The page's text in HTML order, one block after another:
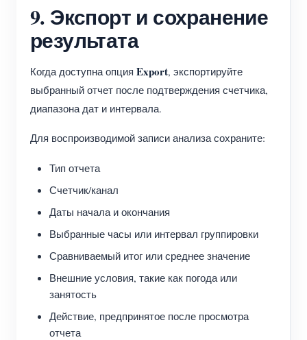
9. Экспорт и сохранение
результата
Когда доступна опция Export, экспортируйте
выбранный отчет после подтверждения счетчика,
диапазона дат и интервала.
Для воспроизводимой записи анализа сохраните:
Тип отчета
Счетчик/канал
Даты начала и окончания
Выбранные часы или интервал группировки
Сравниваемый итог или среднее значение
Внешние условия, такие как погода или
занятость
Действие, предпринятое после просмотра
отчета